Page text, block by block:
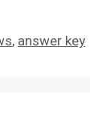
, answer key